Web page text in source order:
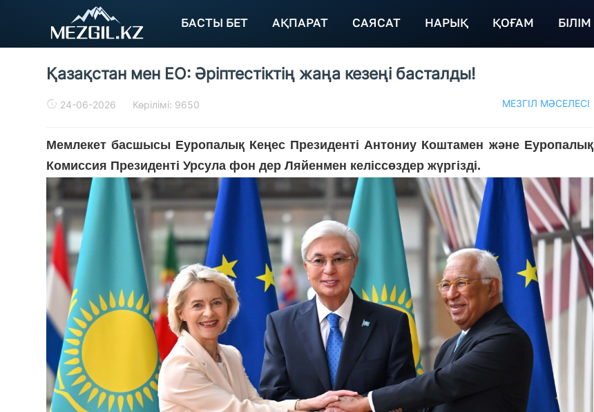
БАСТЫ БЕТ АҚПАРАТ САЯСАТ НАРЫҚ ҚОҒАМ БІЛІМ
Қазақстан мен ЕО: Әріптестіктің жаңа кезеңі басталды!
МЕЗГІЛ МӘСЕЛЕСІ
24-06-2026 Көрілімі: 9650
Мемлекет басшысы Еуропалық Кеңес Президенті Антониу Коштамен және Еуропалық
Комиссия Президенті Урсула фон дер Ляйенмен келіссөздер жүргізді.